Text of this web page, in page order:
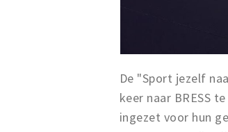
De "Sport jezelf
keer naar BRESS
ingezet voor hun